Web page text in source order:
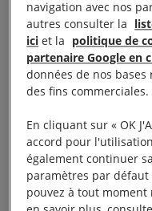
Face aux
Béchir a réagi en
excessive et parfois
sécurité ont ouvert
Des raids ont aussi
pour poursuivre des
2019, l’état
autorités
navigation avec nos
autres consulter la
ici et la politique de
partenaire Google en
données de nos
des fins commerciales.
En cliquant sur « OK
accord pour
également continuer
paramètres par défaut
pouvez à tout